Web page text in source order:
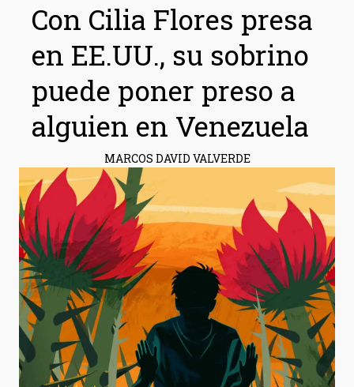
Con Cilia Flores presa
en EE.UU., su sobrino
puede poner preso a
alguien en Venezuela
MARCOS DAVID VALVERDE